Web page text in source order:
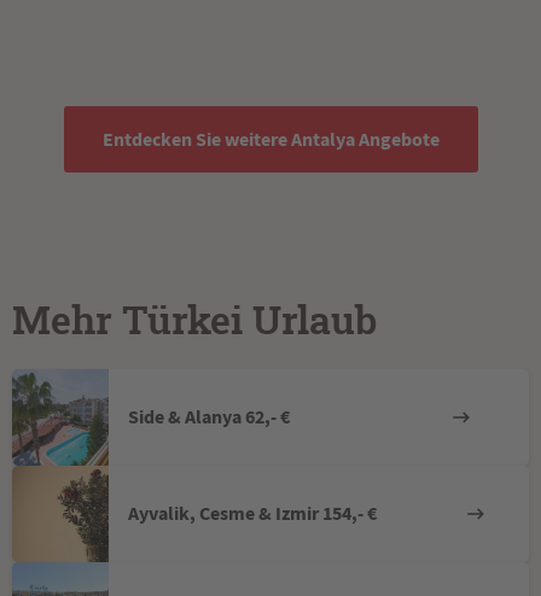
Entdecken Sie weitere Antalya Angebote
Mehr Türkei Urlaub
Side & Alanya 62,- €
Ayvalik, Cesme & Izmir 154,- €